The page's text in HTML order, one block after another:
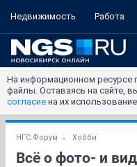
Недвижимость Работа
На информационном ресурсе
файлы. Оставаясь на сайте,
согласие на их
НГС.Форум Хобби
Всё о фото- и